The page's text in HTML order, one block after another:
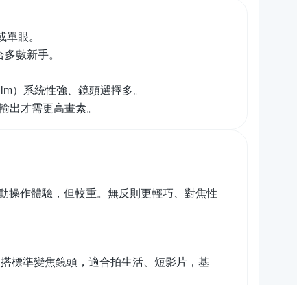
眼。
數新手。
）系統性強、鏡頭選擇多。
才需更高畫素。
操作體驗，但較重。無反則更輕巧、對焦性
標準變焦鏡頭，適合拍生活、短影片，基